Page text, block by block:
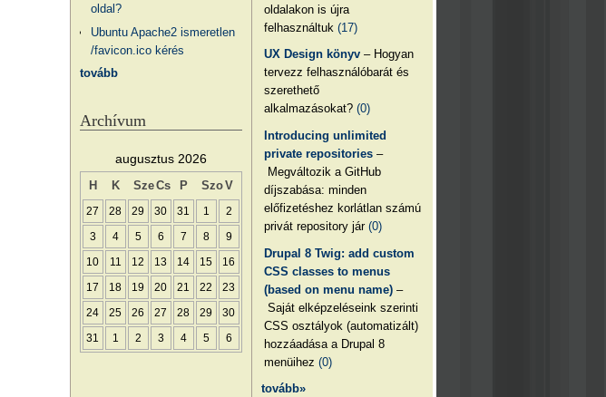
oldalakon is újra
felhasználtuk(17)
UX Design könyv – Hogyan
tervezz felhasználóbarát és
szerethető
alkalmazásokat?(0)
Introducing unlimited
private repositories –
Megváltozik a GitHub
díjszabása: minden
előfizetéshez korlátlan számú
privát repository jár(0)
Drupal 8 Twig: add custom
CSS classes to menus
(based on menu name) –
Saját elképzeléseink szerinti
CSS osztályok (automatizált)
hozzáadása a Drupal 8
menüihez(0)
tovább»
oldal?
Ubuntu Apache2 ismeretlen
/favicon.ico kérés
tovább
Archívum
augusztus 2026
H K SzeCs P SzoV
27 28 29 30 31 1 2
3 4 5 6 7 8 9
10 11 12 13 14 15 16
17 18 19 20 21 22 23
24 25 26 27 28 29 30
31 1 2 3 4 5 6